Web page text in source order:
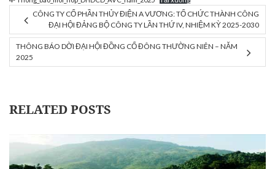
CÔNG TY CỔ PHẦN THỦY ĐIỆN A VƯƠNG: TỔ CHỨC THÀNH CÔNG
ĐẠI HỘI ĐẢNG BỘ CÔNG TY LẦN THỨ IV, NHIỆM KỲ 2025-2030
THÔNG BÁO DỜI ĐẠI HỘI ĐỒNG CỔ ĐÔNG THƯỜNG NIÊN – NĂM
2025
RELATED POSTS